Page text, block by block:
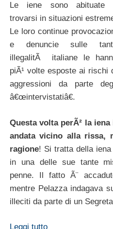
Le iene sono abituate
trovarsi in situazioni
Le loro continue
e denuncie sulle
illegalitÃ italiane le
piÃ¹ volte esposte ai rischi
aggressioni da parte
â€œintervistatiâ€.
Questa volta perÃ² la
andata vicino alla rissa,
ragione! Si tratta della
in una delle sue tante
penne. Il fatto Ã¨
mentre Pelazza indagava
illeciti da parte di un
Leggi tutto